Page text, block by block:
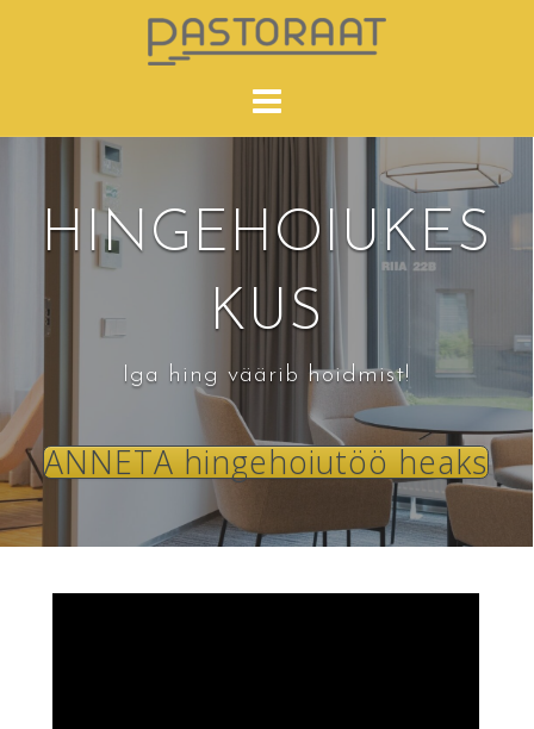
HINGEHOIUKES
KUS
Iga hing väärib hoidmist!
ANNETA hingehoiutöö heaks